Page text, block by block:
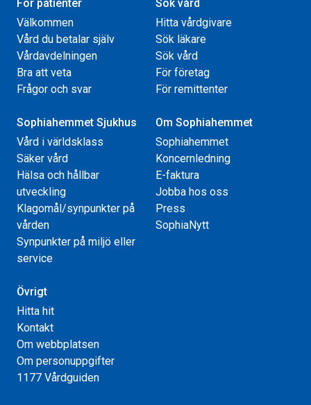
För patienter
Välkommen
Vård du betalar själv
Vårdavdelningen
Bra att veta
Frågor och svar
Sök vård
Hitta vårdgivare
Sök läkare
Sök vård
För företag
För remittenter
Sophiahemmet Sjukhus
Vård i världsklass
Säker vård
Hälsa och hållbar
utveckling
Klagomål/synpunkter på
vården
Synpunkter på miljö eller
service
Om Sophiahemmet
Sophiahemmet
Koncernledning
E-faktura
Jobba hos oss
Press
SophiaNytt
Övrigt
Hitta hit
Kontakt
Om webbplatsen
Om personuppgifter
1177 Vårdguiden